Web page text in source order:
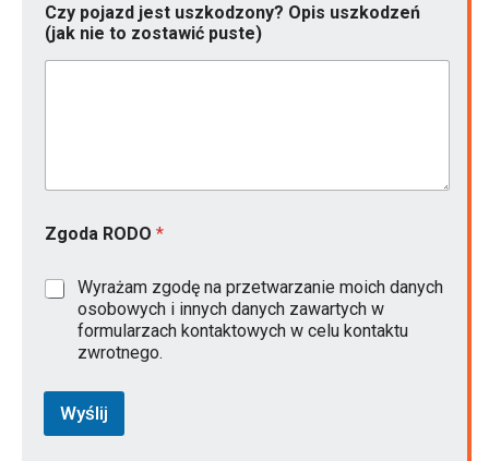
Czy pojazd jest uszkodzony? Opis uszkodzeń
(jak nie to zostawić puste)
Zgoda RODO *
Wyrażam zgodę na przetwarzanie moich danych
osobowych i innych danych zawartych w
formularzach kontaktowych w celu kontaktu
zwrotnego.
Wyślij